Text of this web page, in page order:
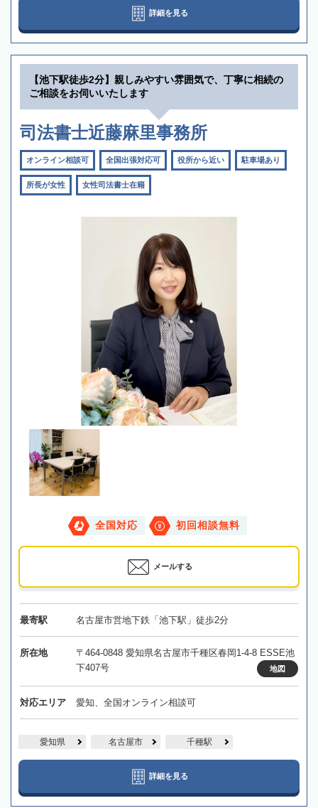
詳細を見る
【池下駅徒歩2分】親しみやすい雰囲気で、丁寧に相続の
ご相談をお伺いいたします
司法書士近藤麻里事務所
オンライン相談可 全国出張対応可 役所から近い 駐車場あり
所長が女性 女性司法書士在籍
全国対応 初回相談無料
メールする
最寄駅 名古屋市営地下鉄「池下駅」徒歩2分
所在地
〒464-0848 愛知県名古屋市千種区春岡1-4-8 ESSE池
下407号
地図
対応エリア 愛知、全国オンライン相談可
愛知県 名古屋市 千種駅
詳細を見る